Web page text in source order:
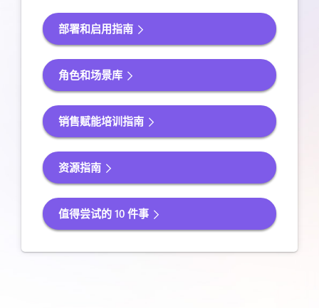
部署和启用指南
角色和场景库
销售赋能培训指南
资源指南
值得尝试的 10 件事